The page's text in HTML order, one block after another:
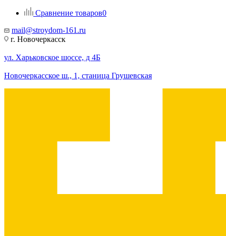
Сравнение товаров0
mail@stroydom-161.ru
г. Новочеркасск
ул. Харьковское шоссе, д 4Б
Новочеркасское ш., 1, станица Грушевская